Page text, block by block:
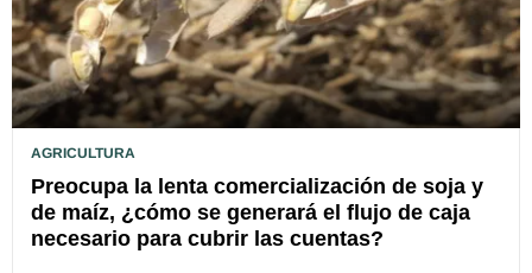
AGRICULTURA
Preocupa la lenta comercialización de soja y
de maíz, ¿cómo se generará el flujo de caja
necesario para cubrir las cuentas?